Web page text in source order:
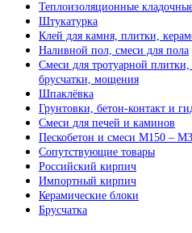
Теплоизоляционные
Штукатурка
Клей для камня, плитки,
Наливной пол, смеси для пола
Смеси для тротуарной
брусчатки, мощения
Шпаклёвка
Грунтовки, бетон-контакт и
Смеси для печей и каминов
Пескобетон и смеси М150 –
Сопутствующие товары
Российский кирпич
Импортный кирпич
Керамические блоки
Брусчатка